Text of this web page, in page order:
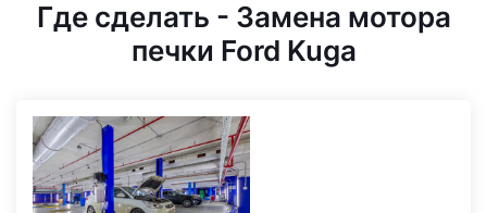
Где сделать - Замена мотора
печки Ford Kuga